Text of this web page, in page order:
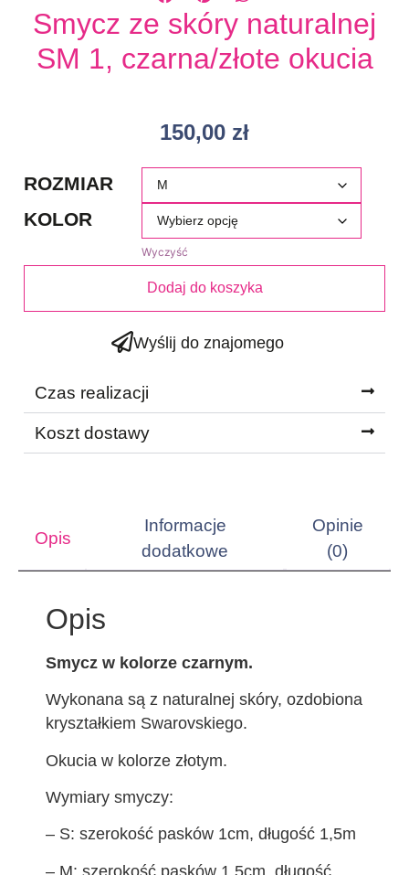
Smycz ze skóry naturalnej
SM 1, czarna/złote okucia
150,00 zł
ROZMIAR
KOLOR
Wyczyść
Dodaj do koszyka
Wyślij do znajomego
Czas realizacji
Koszt dostawy
Opis
Informacje
dodatkowe
Opinie
(0)
Opis
Smycz w kolorze czarnym.
Wykonana są z naturalnej skóry, ozdobiona
kryształkiem Swarovskiego.
Okucia w kolorze złotym.
Wymiary smyczy:
– S: szerokość pasków 1cm, długość 1,5m
– M: szerokość pasków 1,5cm, długość